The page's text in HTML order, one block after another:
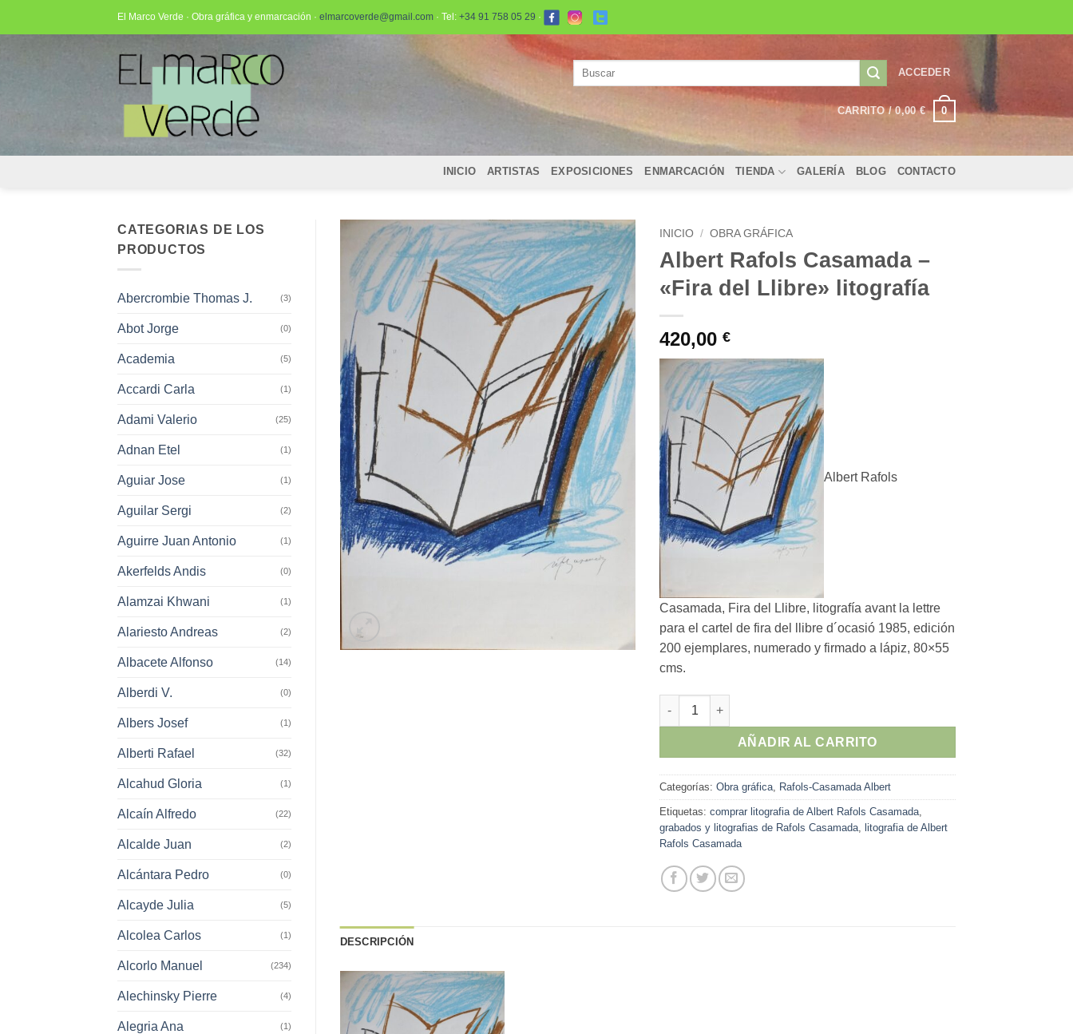
El Marco Verde · Obra gráfica y enmarcación · elmarcoverde@gmail.com · Tel: +34 91 758 05 29 ·
ACCEDER
CARRITO /0,00€ 0
INICIO ARTISTAS EXPOSICIONES ENMARCACIÓN TIENDA GALERÍA BLOG CONTACTO
CATEGORIAS DE LOS
PRODUCTOS
Abercrombie Thomas J. (3)
Abot Jorge (0)
Academia (5)
Accardi Carla (1)
Adami Valerio (25)
Adnan Etel (1)
Aguiar Jose (1)
Aguilar Sergi (2)
Aguirre Juan Antonio (1)
Akerfelds Andis (0)
Alamzai Khwani (1)
Alariesto Andreas (2)
Albacete Alfonso (14)
Alberdi V. (0)
Albers Josef (1)
Alberti Rafael (32)
Alcahud Gloria (1)
Alcaín Alfredo (22)
Alcalde Juan (2)
Alcántara Pedro (0)
Alcayde Julia (5)
Alcolea Carlos (1)
Alcorlo Manuel (234)
Alechinsky Pierre (4)
Alegria Ana (1)
INICIO / OBRA GRÁFICA
Albert Rafols Casamada –
«Fira del Llibre» litografía
420,00€
Albert Rafols
Casamada, Fira del Llibre, litografía avant la lettre
para el cartel de fira del llibre d´ocasió 1985, edición
200 ejemplares, numerado y firmado a lápiz, 80×55
cms.
Albert Rafols Casamada - "Fira del Llibre" litografía cantidad
AÑADIR AL CARRITO
Categorías:Obra gráfica Rafols-Casamada Albert
Etiquetas:comprar litografia de Albert Rafols Casamada
grabados y litografias de Rafols Casamada ,litografia de Albert
Rafols Casamada
DESCRIPCIÓN